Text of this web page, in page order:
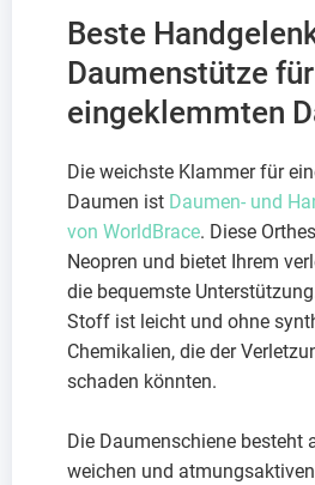
Beste
Daumenstütze für
eingeklemmten
Die weichste Klammer für
Daumen ist Daumen- und
von WorldBrace. Diese
Neopren und bietet Ihrem
die bequemste
Stoff ist leicht und ohne
Chemikalien, die der
schaden könnten.
Die Daumenschiene besteht
weichen und